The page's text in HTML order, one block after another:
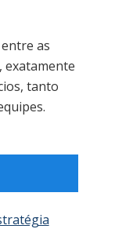
as
exatamente
tanto